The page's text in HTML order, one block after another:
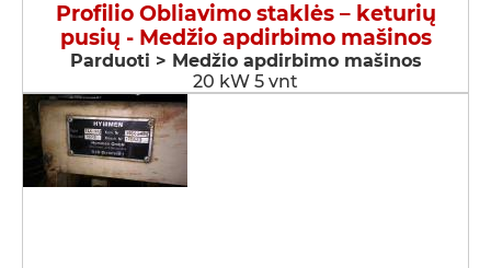
Profilio Obliavimo staklės – keturių
pusių - Medžio apdirbimo mašinos
Parduoti > Medžio apdirbimo mašinos
20 kW 5 vnt